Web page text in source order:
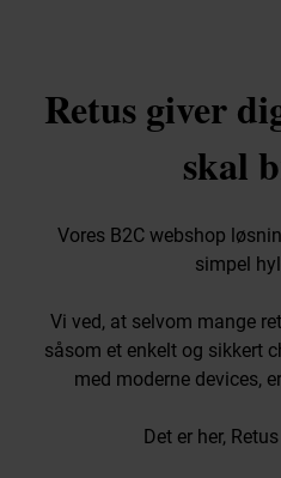
Retus giver
skal
Vores B2C webshop
simpel
Vi ved, at selvom mange
såsom et enkelt og sikkert
med moderne devices,
Det er her,